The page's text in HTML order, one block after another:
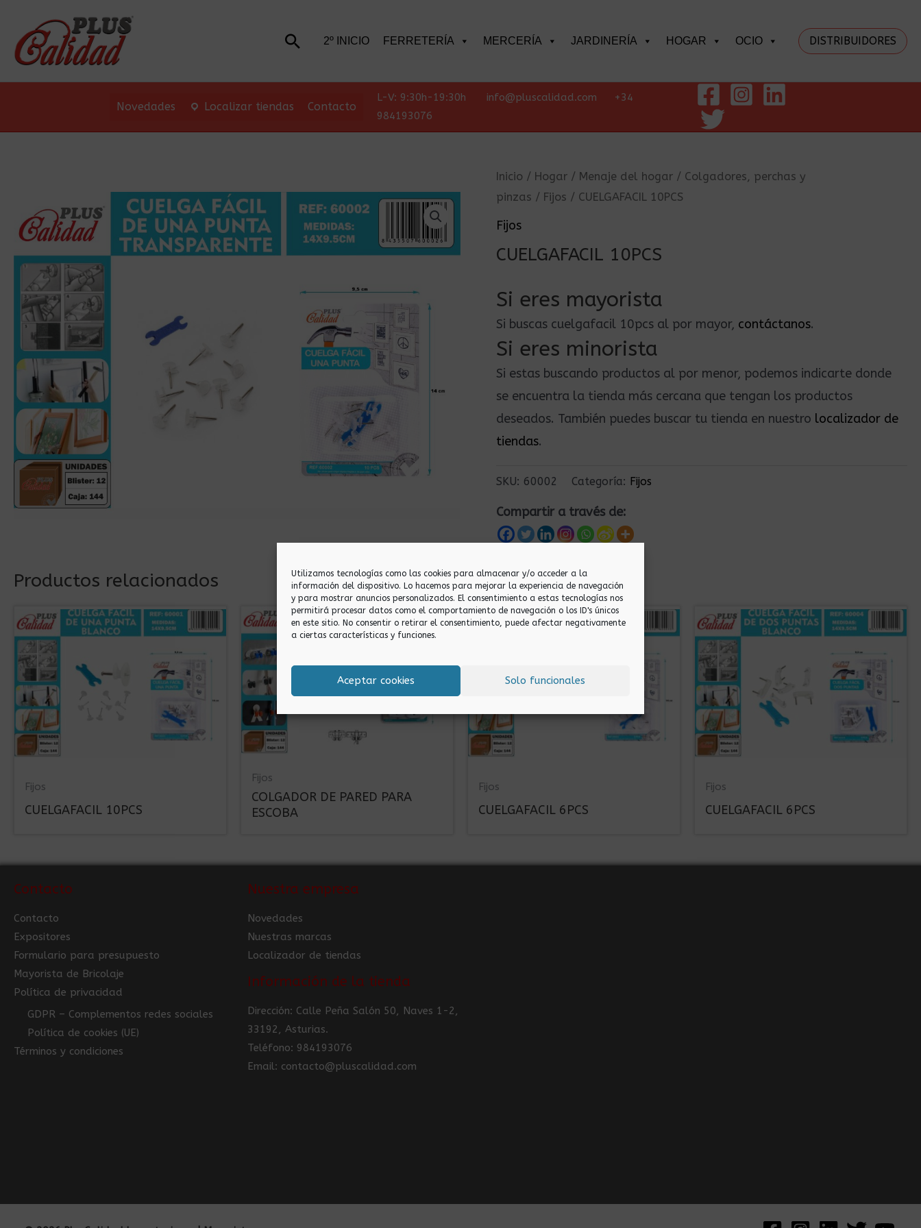
Utilizamos tecnologías como las cookies para almacenar y/o acceder a la
información del dispositivo. Lo hacemos para mejorar la experiencia de navegación
y para mostrar anuncios personalizados. El consentimiento a estas tecnologías nos
permitirá procesar datos como el comportamiento de navegación o los ID's únicos
en este sitio. No consentir o retirar el consentimiento, puede afectar negativamente
a ciertas características y funciones.
Aceptar cookies Solo funcionales
Buscar2º INICIO FERRETERÍA MERCERÍA JARDINERÍA HOGAR OCIO DISTRIBUIDORES
Novedades Localizar tiendas Contacto
L-V: 9:30h-19:30h info@pluscalidad.com
+34
984193076
Inicio / Hogar / Menaje del hogar / Colgadores, perchas y
pinzas / Fijos / CUELGAFACIL 10PCS
Fijos
CUELGAFACIL 10PCS
Si eres mayorista
Si buscas cuelgafacil 10pcs al por mayor, contáctanos.
Si eres minorista
Si estas buscando productos al por menor, podemos indicarte donde
se encuentra la tienda más cercana que tengan los productos
deseados. También puedes buscar tu tienda en nuestro localizador de
tiendas.
SKU: 60002 Categoría: Fijos
Compartir a través de:
Productos relacionados
Fijos
CUELGAFACIL 10PCS
Fijos
COLGADOR DE PARED PARA
ESCOBA
Fijos
CUELGAFACIL 6PCS
Fijos
CUELGAFACIL 6PCS
Contacto
Contacto
Expositores
Formulario para presupuesto
Mayorista de Bricolaje
Política de privacidad
GDPR – Complementos redes sociales
Política de cookies (UE)
Términos y condiciones
Nuestra empresa
Novedades
Nuestras marcas
Localizador de tiendas
Información de la tienda
Dirección: Calle Peña Salón 50, Naves 1-2,
33192, Asturias.
Teléfono: 984193076
Email: contacto@pluscalidad.com